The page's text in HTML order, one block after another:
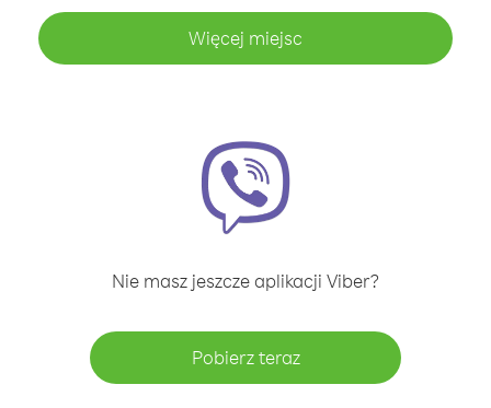
Więcej miejsc
Nie masz jeszcze aplikacji Viber?
Pobierz teraz